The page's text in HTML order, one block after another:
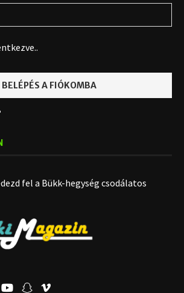
fel a Bükk-hegység csodálatos